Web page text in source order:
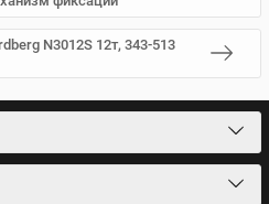
N3012S 12т, 343-513